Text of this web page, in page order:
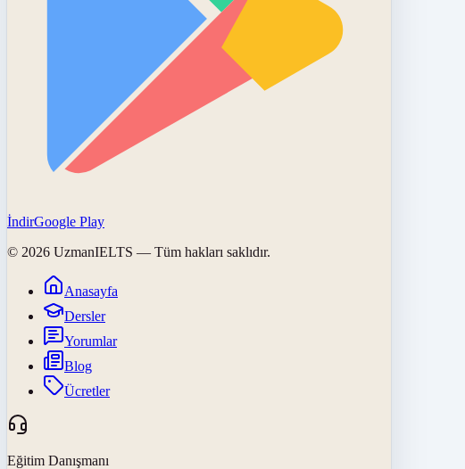
İndirGoogle Play
© 2026 UzmanIELTS — Tüm hakları saklıdır.
Anasayfa
Dersler
Yorumlar
Blog
Ücretler
Eğitim Danışmanı